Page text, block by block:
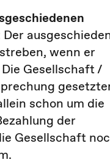
wenn er
Gesellschaft /
schon um die
der
Gesellschaft